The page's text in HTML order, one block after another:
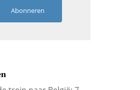
Abonneren